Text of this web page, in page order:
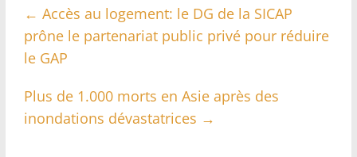
← Accès au logement: le DG de la SICAP
prône le partenariat public privé pour réduire
le GAP
Plus de 1.000 morts en Asie après des
inondations dévastatrices →